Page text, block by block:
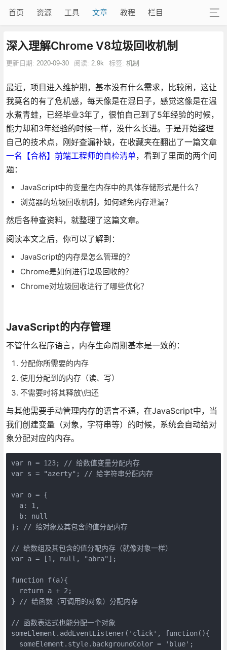
首页 资源 工具 文章 教程 栏目
深入理解Chrome V8垃圾回收机制
更新日期: 2020-09-30 阅读: 2.9k 标签: 机制
最近，项目进入维护期，基本没有什么需求，比较闲，这让
我莫名的有了危机感，每天像是在混日子，感觉这像是在温
水煮青蛙，已经毕业3年了，很怕自己到了5年经验的时候，
能力却和3年经验的时候一样，没什么长进。于是开始整理
自己的技术点，刚好查漏补缺，在收藏夹在翻出了一篇文章
一名【合格】前端工程师的自检清单，看到了里面的两个问
题：
JavaScript中的变量在内存中的具体存储形式是什么？
浏览器的垃圾回收机制，如何避免内存泄漏？
然后各种查资料，就整理了这篇文章。
阅读本文之后，你可以了解到：
JavaScript的内存是怎么管理的？
Chrome是如何进行垃圾回收的？
Chrome对垃圾回收进行了哪些优化？
JavaScript的内存管理
不管什么程序语言，内存生命周期基本是一致的：
分配你所需要的内存
使用分配到的内存（读、写）
不需要时将其释放\归还
与其他需要手动管理内存的语言不通，在JavaScript中，当
我们创建变量（对象，字符串等）的时候，系统会自动给对
象分配对应的内存。
var n = 123; // 给数值变量分配内存
var s = "azerty"; // 给字符串分配内存
var o = {
  a: 1,
  b: null
}; // 给对象及其包含的值分配内存
// 给数组及其包含的值分配内存（就像对象一样）
var a = [1, null, "abra"];
function f(a){
  return a + 2;
} // 给函数（可调用的对象）分配内存
// 函数表达式也能分配一个对象
someElement.addEventListener('click', function(){
  someElement.style.backgroundColor = 'blue';